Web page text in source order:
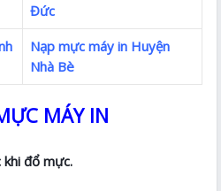
Đức
Nạp mực máy in Huyện
Nhà Bè
MÁY IN
đổ mực.